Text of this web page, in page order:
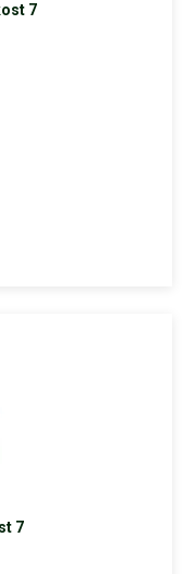
7
7